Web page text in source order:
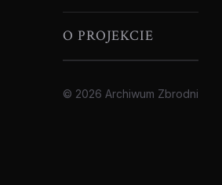
O PROJEKCIE
© 2026 Archiwum Zbrodni